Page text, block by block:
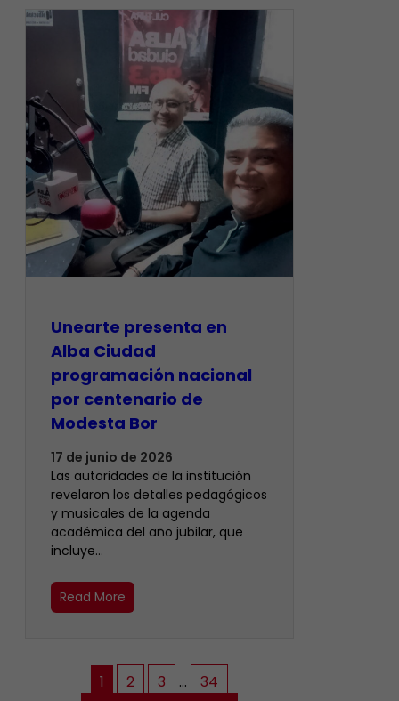
​Unearte presenta en
Alba Ciudad
programación nacional
por centenario de
Modesta Bor
17 de junio de 2026
Las autoridades de la institución
revelaron los detalles pedagógicos
y musicales de la agenda
académica del año jubilar, que
incluye…
Read More
1 2 3 …
34